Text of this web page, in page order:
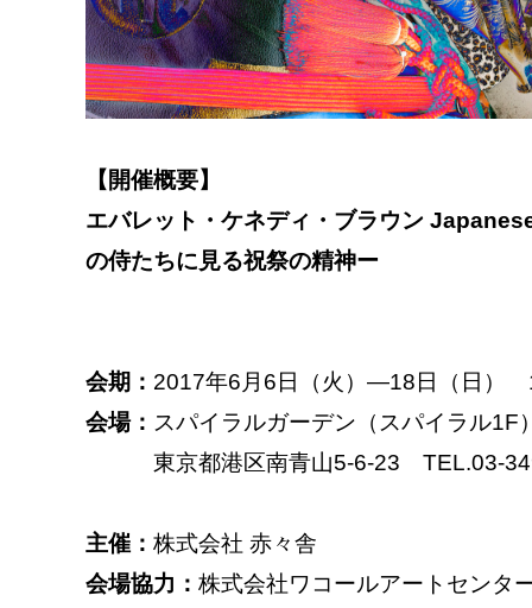
【開催概要】
エバレット・ケネディ・ブラウン
の侍たちに見る祝祭の精神ー
会期： 2017年6月6日（火）―18日（日
会場： スパイラルガーデン（スパイラル1F
東京都港区南青山5-6-23 TEL.03-
主催： 株式会社 赤々舎
会場協力： 株式会社ワコールアートセンタ